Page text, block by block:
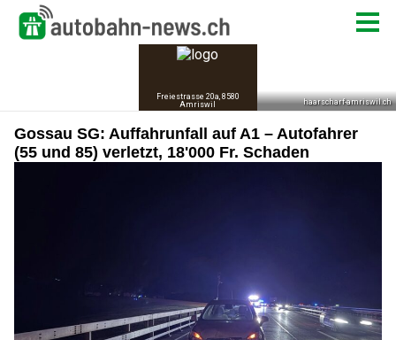
Gossau SG: Auffahrunfall auf A1 – Autofahrer
(55 und 85) verletzt, 18'000 Fr. Schaden